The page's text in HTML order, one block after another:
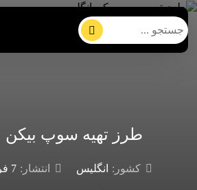
طرز تهیه سوپ بیکن
کشور: انگلیس انتشار: 7 فروردین 1403